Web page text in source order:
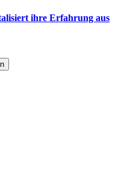
ihre Erfahrung aus